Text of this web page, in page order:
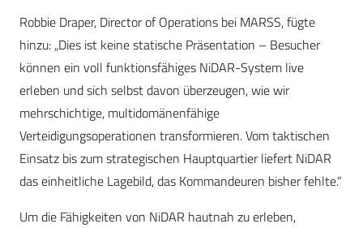
Robbie Draper, Director of Operations bei MARSS, fügte
hinzu: „Dies ist keine statische Präsentation – Besucher
können ein voll funktionsfähiges NiDAR-System live
erleben und sich selbst davon überzeugen, wie wir
mehrschichtige, multidomänenfähige
Verteidigungsoperationen transformieren. Vom taktischen
Einsatz bis zum strategischen Hauptquartier liefert NiDAR
das einheitliche Lagebild, das Kommandeuren bisher fehlte.“
Um die Fähigkeiten von NiDAR hautnah zu erleben,